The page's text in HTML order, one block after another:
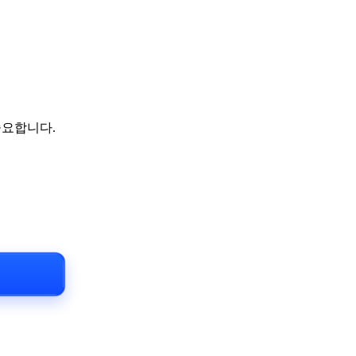
합니다.